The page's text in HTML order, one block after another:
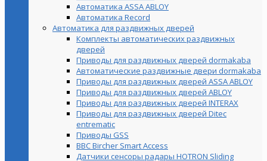
Автоматика ASSA ABLOY
Автоматика Record
Автоматика для раздвижных дверей
Комплекты автоматических раздвижных
дверей
Приводы для раздвижных дверей dormakaba
Автоматические раздвижные двери dormakaba
Приводы для раздвижных дверей ASSA ABLOY
Приводы для раздвижных дверей ABLOY
Приводы для раздвижных дверей INTERAX
Приводы для раздвижных дверей Ditec
entrematic
Приводы GSS
BBC Bircher Smart Access
Датчики сенсоры радары HOTRON Sliding